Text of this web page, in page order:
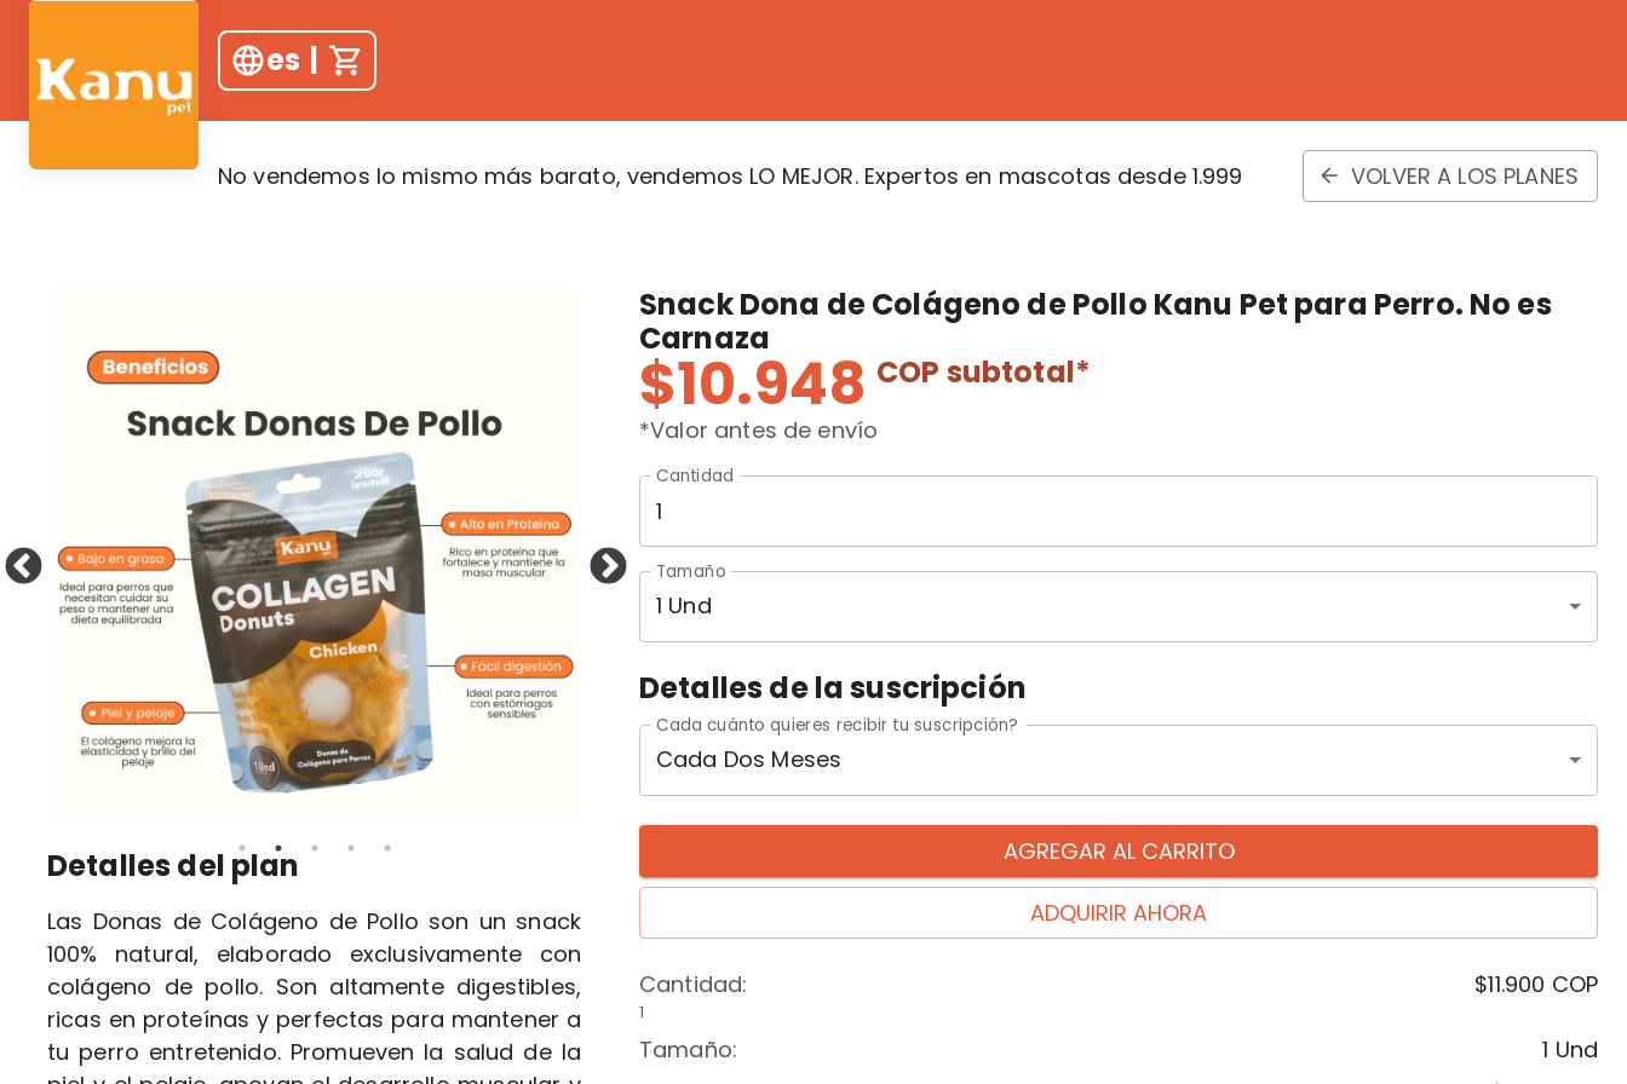
es |
No vendemos lo mismo más barato, vendemos LO MEJOR. Expertos en mascotas desde 1.999 VOLVER A LOS PLANES
Detalles del plan
Las Donas de Colágeno de Pollo son un snack
100% natural, elaborado exclusivamente con
colágeno de pollo. Son altamente digestibles,
ricas en proteínas y perfectas para mantener a
tu perro entretenido. Promueven la salud de la
Snack Dona de Colágeno de Pollo Kanu Pet para Perro. No es
Carnaza
$10.948 COP subtotal*
*Valor antes de envío
Cantidad
Tamaño
1 Und
Detalles de la suscripción
Cada cuánto quieres recibir tu suscripción?
Cada Dos Meses
AGREGAR AL CARRITO
ADQUIRIR AHORA
Cantidad:
1
$11.900 COP
Tamaño:
1 Und